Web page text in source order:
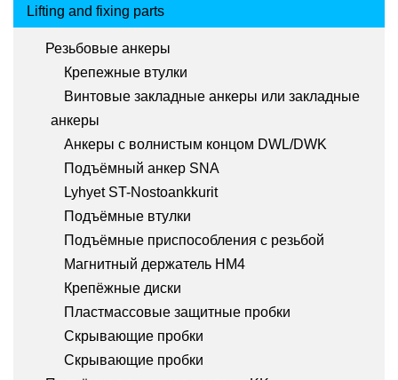
Tuotemenu
Lifting and fixing parts
Резьбовые анкеры
Крепежные втулки
Винтовые закладные анкеры или закладные
анкеры
Анкеры с волнистым концом DWL/DWK
Подъёмный анкер SNA
Lyhyet ST-Nostoankkurit
Подъёмные втулки
Подъёмные приспособления с резьбой
Магнитный держатель HM4
Крепёжные диски
Пластмассовые защитные пробки
Скрывающие пробки
Скрывающие пробки